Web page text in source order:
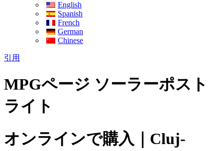
English
Spanish
French
German
Chinese
引用
MPGページ ソーラーポスト
ライト
オンラインで購入｜Cluj-